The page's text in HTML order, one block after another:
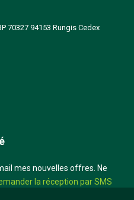
70327 94153 Rungis Cedex
mes nouvelles offres. Ne
la réception par SMS